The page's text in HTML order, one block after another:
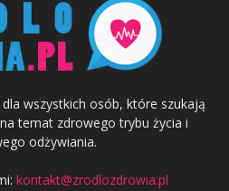
wszystkich osób, które szukają
temat zdrowego trybu życia i
odżywiania.
kontakt@zrodlozdrowia.pl